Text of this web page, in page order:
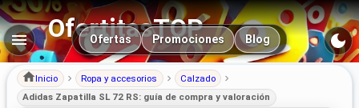
OfertitasTOP
Navegación principal
Ofertas Promociones Blog
Inicio Ropa y accesorios
Calzado
Adidas Zapatilla SL 72 RS: guía de compra y valoración